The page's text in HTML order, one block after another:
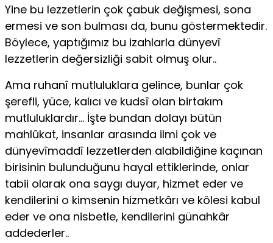
Yine bu lezzetlerin çok çabuk değişmesi, sona
ermesi ve son bulması da, bunu göstermektedir.
Böylece, yaptığımız bu izahlarla dünyevî
lezzetlerin değersizliği sabit olmuş olur..
Ama ruhanî mutluluklara gelince, bunlar çok
şerefli, yüce, kalıcı ve kudsî olan birtakım
mutluluklardır… İşte bundan dolayı bütün
mahlûkat, insanlar arasında ilmi çok ve
dünyevîmaddî lezzetlerden alabildiğine kaçınan
birisinin bulunduğunu hayal ettiklerinde, onlar
tabii olarak ona saygı duyar, hizmet eder ve
kendilerini o kimsenin hizmetkârı ve kölesi kabul
eder ve ona nisbetle, kendilerini günahkâr
addederler..